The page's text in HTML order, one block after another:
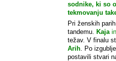
sodnike, ki so
tekmovanju
Pri ženskih
tandemu. Kaja
težav. V finalu
Arih. Po
postavili stvari